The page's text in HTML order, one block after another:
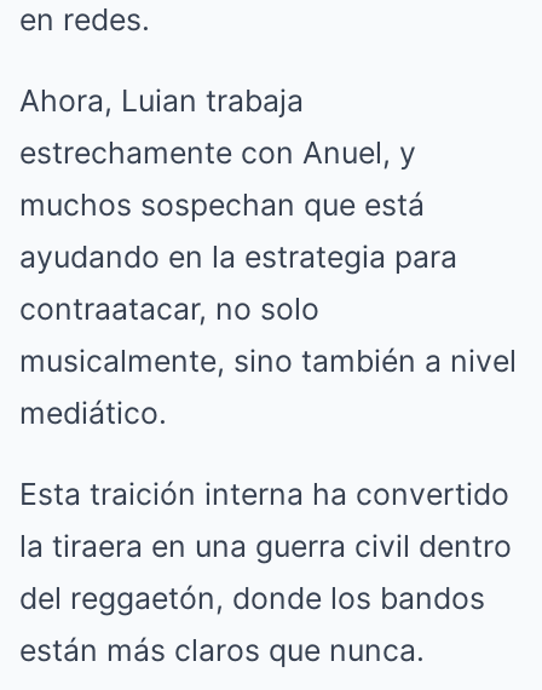
en redes.
Ahora, Luian trabaja
estrechamente con Anuel, y
muchos sospechan que está
ayudando en la estrategia para
contraatacar, no solo
musicalmente, sino también a nivel
mediático.
Esta traición interna ha convertido
la tiraera en una guerra civil dentro
del reggaetón, donde los bandos
están más claros que nunca.